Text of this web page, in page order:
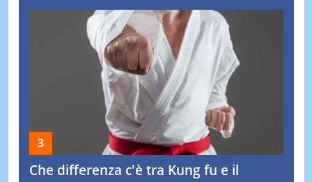
Che differenza c'è tra Kung fu e il